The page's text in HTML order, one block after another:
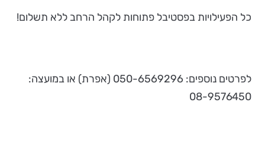
כל הפעילויות בפסטיבל פתוחות לקהל הרחב ללא תשלום!
לפרטים נוספים: 050-6569296 (אפרת) או במועצה:
08-9576450